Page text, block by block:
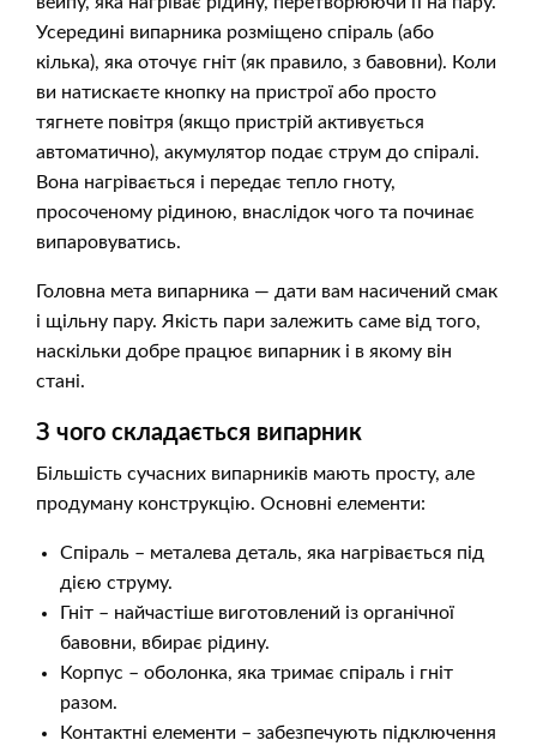
Усередині випарника розміщено спіраль (або
кілька), яка оточує гніт (як правило, з бавовни). Коли
ви натискаєте кнопку на пристрої або просто
тягнете повітря (якщо пристрій активується
автоматично), акумулятор подає струм до спіралі.
Вона нагрівається і передає тепло гноту,
просоченому рідиною, внаслідок чого та починає
випаровуватись.
Головна мета випарника — дати вам насичений смак
і щільну пару. Якість пари залежить саме від того,
наскільки добре працює випарник і в якому він
стані.
З чого складається випарник
Більшість сучасних випарників мають просту, але
продуману конструкцію. Основні елементи:
Спіраль – металева деталь, яка нагрівається під
дією струму.
Гніт – найчастіше виготовлений із органічної
бавовни, вбирає рідину.
Корпус – оболонка, яка тримає спіраль і гніт
разом.
Контактні елементи – забезпечують підключення